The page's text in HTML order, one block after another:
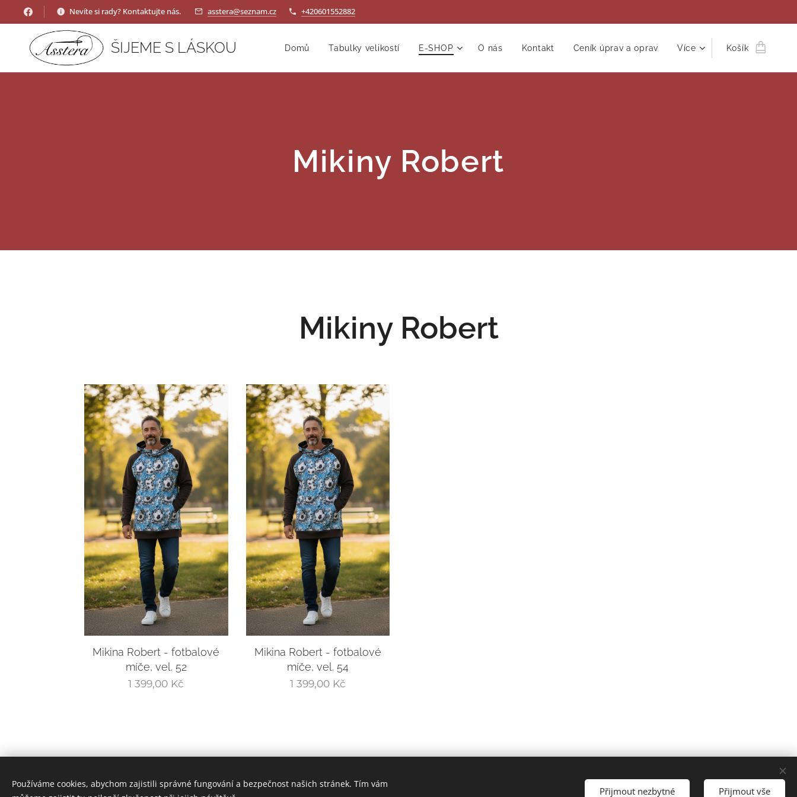
Nevíte si rady? Kontaktujte nás. asstera@seznam.cz +420601552882
ŠIJEME S LÁSKOU Domů Tabulky velikostí E-SHOP O nás Kontakt Ceník úprav a oprav Více Košík
Mikiny Robert
Mikiny Robert
Mikina Robert - fotbalové
míče, vel. 52
1 399,00 Kč
Mikina Robert - fotbalové
míče, vel. 54
1 399,00Kč
© 2024ATELIÉR ASSTERA- Renata Čapková |
Používáme cookies, abychom zajistili správné fungování a bezpečnost našich stránek. Tím vám
Přijmout nezbytné Přijmout vše